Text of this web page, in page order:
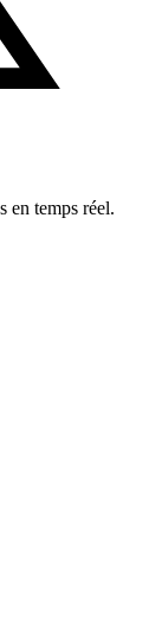
en temps réel.